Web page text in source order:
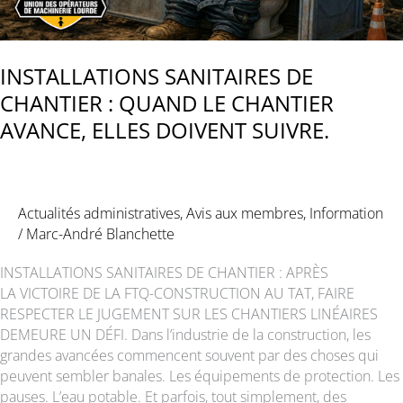
INSTALLATIONS SANITAIRES DE
CHANTIER : QUAND LE CHANTIER
AVANCE, ELLES DOIVENT SUIVRE.
Actualités administratives,Avis aux membres, Information
/Marc-André Blanchette
INSTALLATIONS SANITAIRES DE CHANTIER : APRÈS
LA VICTOIRE DE LA FTQ-CONSTRUCTION AU TAT, FAIRE
RESPECTER LE JUGEMENT SUR LES CHANTIERS LINÉAIRES
DEMEURE UN DÉFI. Dans l’industrie de la construction, les
grandes avancées commencent souvent par des choses qui
peuvent sembler banales. Les équipements de protection. Les
pauses. L’eau potable. Et parfois, tout simplement, des